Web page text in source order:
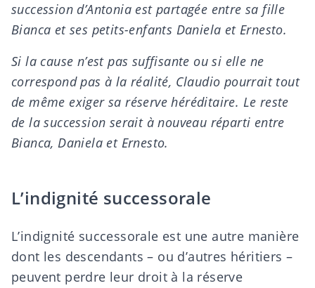
succession d’Antonia est partagée entre sa fille
Bianca et ses petits-enfants Daniela et Ernesto.
Si la cause n’est pas suffisante ou si elle ne
correspond pas à la réalité, Claudio pourrait tout
de même exiger sa réserve héréditaire. Le reste
de la succession serait à nouveau réparti entre
Bianca, Daniela et Ernesto.
L’indignité successorale
L’indignité successorale est une autre manière
dont les descendants – ou d’autres héritiers –
peuvent perdre leur droit à la réserve